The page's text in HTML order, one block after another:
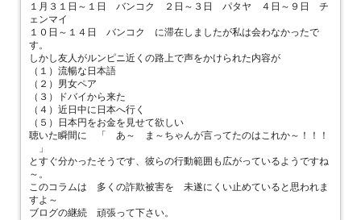
１月３１日～１日 バンコク ２日～３日 パタヤ ４日～９日 チ
ェンマイ
１０日～１４日 バンコク に滞在しましたが私は会わなかったで
す。
しかし友人がルンピニ近くの路上で声をかけられた内容が
（１）流暢な日本語
（２）男女ペア
（３）ドバイから来た
（４）近日中に日本へ行く
（５）日本円をお金を見せて欲しい
聴いた瞬間に 「 あ～ ま～ちゃんが言ってたのはこれか～！！！
」
とすぐ分かったそうです、彼らの行動範囲も広がっているようですね
～。
このコラムは 多くの詐欺被害を 未遂にくい止めていると思われま
すよ～
ブログの継続 頑張って下さい。